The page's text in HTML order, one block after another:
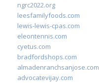
ngrc2022.org
leesfamilyfoods.com
lewis-lewis-cpas.com
eleontennis.com
cyetus.com
bradfordshops.com
almadenranchsanjose.com
advocatevijay.com